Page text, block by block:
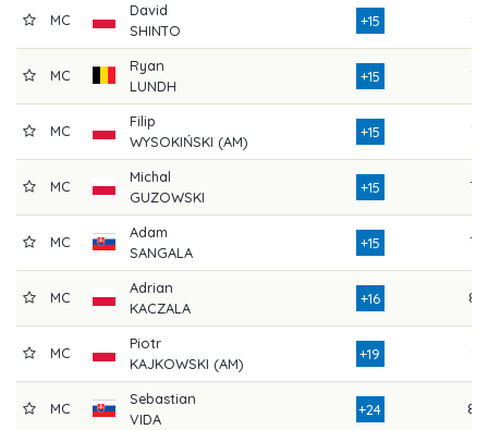
MC
David
SHINTO
+15
MC
Ryan
LUNDH
+15 74
MC
Filip
WYSOKIŃSKI (AM)
+15 74
MC
Michal
GUZOWSKI
+15 76
MC
Adam
SANGALA
+15 77
MC
Adrian
KACZALA
+16 82
MC
Piotr
KAJKOWSKI (AM)
+19
MC
Sebastian
VIDA
+24 80